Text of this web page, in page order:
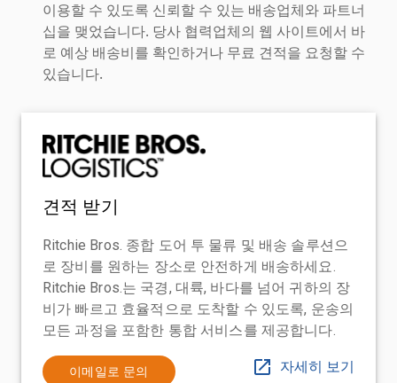
이용할 수 있도록 신뢰할 수 있는 배송업체와 파트너
십을 맺었습니다. 당사 협력업체의 웹 사이트에서 바
로 예상 배송비를 확인하거나 무료 견적을 요청할 수
있습니다.
견적 받기
Ritchie Bros. 종합 도어 투 물류 및 배송 솔루션으
로 장비를 원하는 장소로 안전하게 배송하세요.
Ritchie Bros.는 국경, 대륙, 바다를 넘어 귀하의 장
비가 빠르고 효율적으로 도착할 수 있도록, 운송의
모든 과정을 포함한 통합 서비스를 제공합니다.
이메일로 문의 자세히 보기